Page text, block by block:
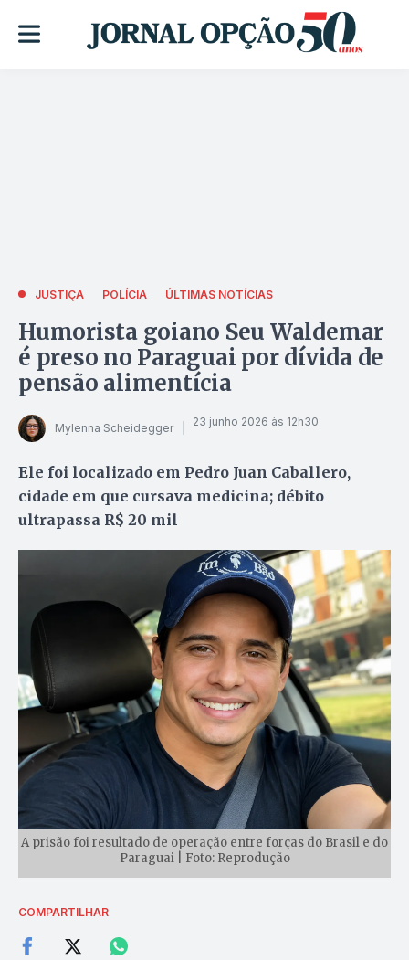
JUSTIÇA POLÍCIA ÚLTIMAS NOTÍCIAS
Humorista goiano Seu Waldemar
é preso no Paraguai por dívida de
pensão alimentícia
Mylenna Scheidegger 23 junho 2026 às 12h30
Ele foi localizado em Pedro Juan Caballero,
cidade em que cursava medicina; débito
ultrapassa R$ 20 mil
A prisão foi resultado de operação entre forças do Brasil e do
Paraguai | Foto: Reprodução
COMPARTILHAR